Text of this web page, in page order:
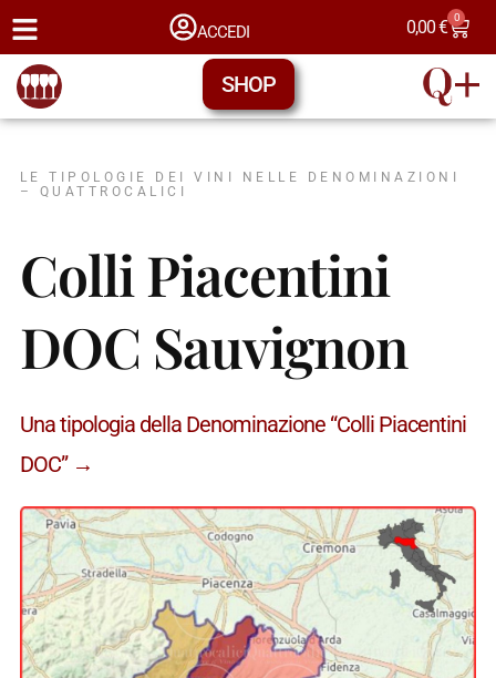
ACCEDI 0,00€ 0
SHOP
LE TIPOLOGIE DEI VINI NELLE DENOMINAZIONI
– QUATTROCALICI
Colli Piacentini
DOC Sauvignon
Una tipologia della Denominazione “Colli Piacentini
DOC” →